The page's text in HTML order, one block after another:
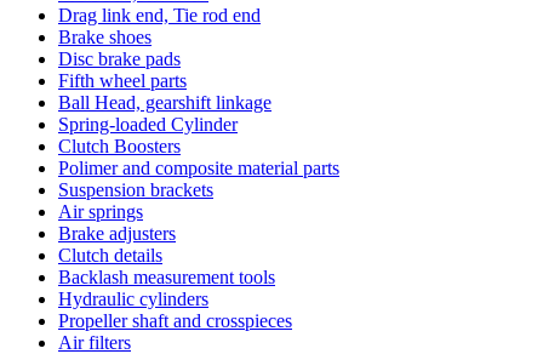
Drag link end, Tie rod end
Brake shoes
Disc brake pads
Fifth wheel parts
Ball Head, gearshift linkage
Spring-loaded Cylinder
Clutch Boosters
Polimer and composite material parts
Suspension brackets
Air springs
Brake adjusters
Clutch details
Backlash measurement tools
Hydraulic cylinders
Propeller shaft and crosspieces
Air filters